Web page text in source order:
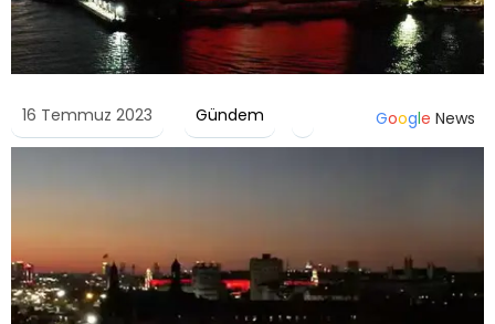
16 Temmuz 2023 Gündem Google News